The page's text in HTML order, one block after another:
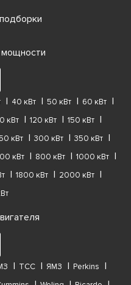
40 кВт 50 кВт
60 кВт
кВт 120 кВт
150 кВт
кВт 300 кВт
350 кВт
кВт 800 кВт
1000 кВт
1800 кВт
2000 кВт
ТСС ЯМЗ
Perkins